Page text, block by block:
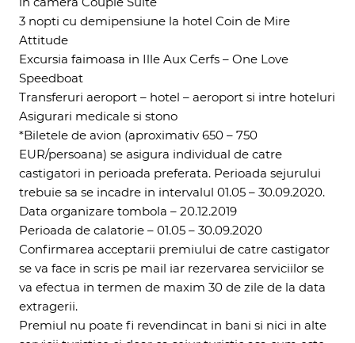
3 nopti cu demipensiune la hotel Coin de Mire
Attitude
Excursia faimoasa in Ille Aux Cerfs – One Love
Speedboat
Transferuri aeroport – hotel – aeroport si intre hoteluri
Asigurari medicale si stono
*Biletele de avion (aproximativ 650 – 750
EUR/persoana) se asigura individual de catre
castigatori in perioada preferata. Perioada sejurului
trebuie sa se incadre in intervalul 01.05 – 30.09.2020.
Data organizare tombola – 20.12.2019
Perioada de calatorie – 01.05 – 30.09.2020
Confirmarea acceptarii premiului de catre castigator
se va face in scris pe mail iar rezervarea serviciilor se
va efectua in termen de maxim 30 de zile de la data
extragerii.
Premiul nu poate fi revendincat in bani si nici in alte